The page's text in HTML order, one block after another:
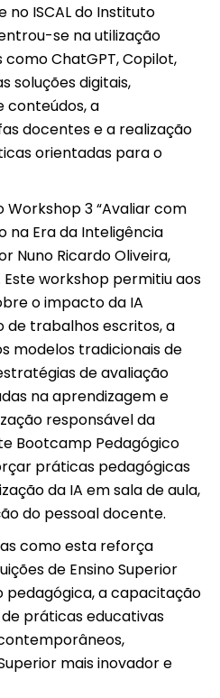
ISCAL do Instituto
se na utilização
ChatGPT, Copilot,
soluções digitais,
conteúdos, a
docentes e a realização
orientadas para o
3 “Avaliar com
na Era da Inteligência
Nuno Ricardo Oliveira,
Este workshop permitiu aos
o impacto da IA
de trabalhos escritos, a
modelos tradicionais de
de avaliação
na aprendizagem e
responsável da
Bootcamp Pedagógico
práticas pedagógicas
da IA em sala de aula,
do pessoal docente.
como esta reforça
de Ensino Superior
pedagógica, a capacitação
práticas educativas
mais inovador e